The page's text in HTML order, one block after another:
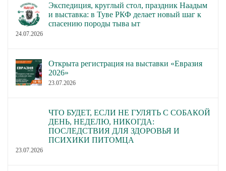
Экспедиция, круглый стол, праздник Наадым
и выставка: в Туве РКФ делает новый шаг к
спасению породы тыва ыт
24.07.2026
Открыта регистрация на выставки «Евразия
2026»
23.07.2026
ЧТО БУДЕТ, ЕСЛИ НЕ ГУЛЯТЬ С СОБАКОЙ
ДЕНЬ, НЕДЕЛЮ, НИКОГДА:
ПОСЛЕДСТВИЯ ДЛЯ ЗДОРОВЬЯ И
ПСИХИКИ ПИТОМЦА
23.07.2026